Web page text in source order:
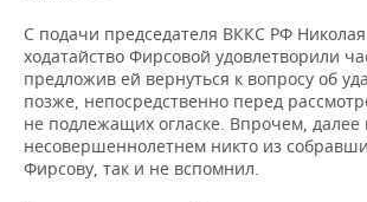
С подачи председателя ВККС РФ
ходатайство Фирсовой удовлетворили
предложив ей вернуться к вопросу об
позже, непосредственно перед
не подлежащих огласке. Впрочем, далее
несовершеннолетнем никто из
Фирсову, так и не вспомнил.